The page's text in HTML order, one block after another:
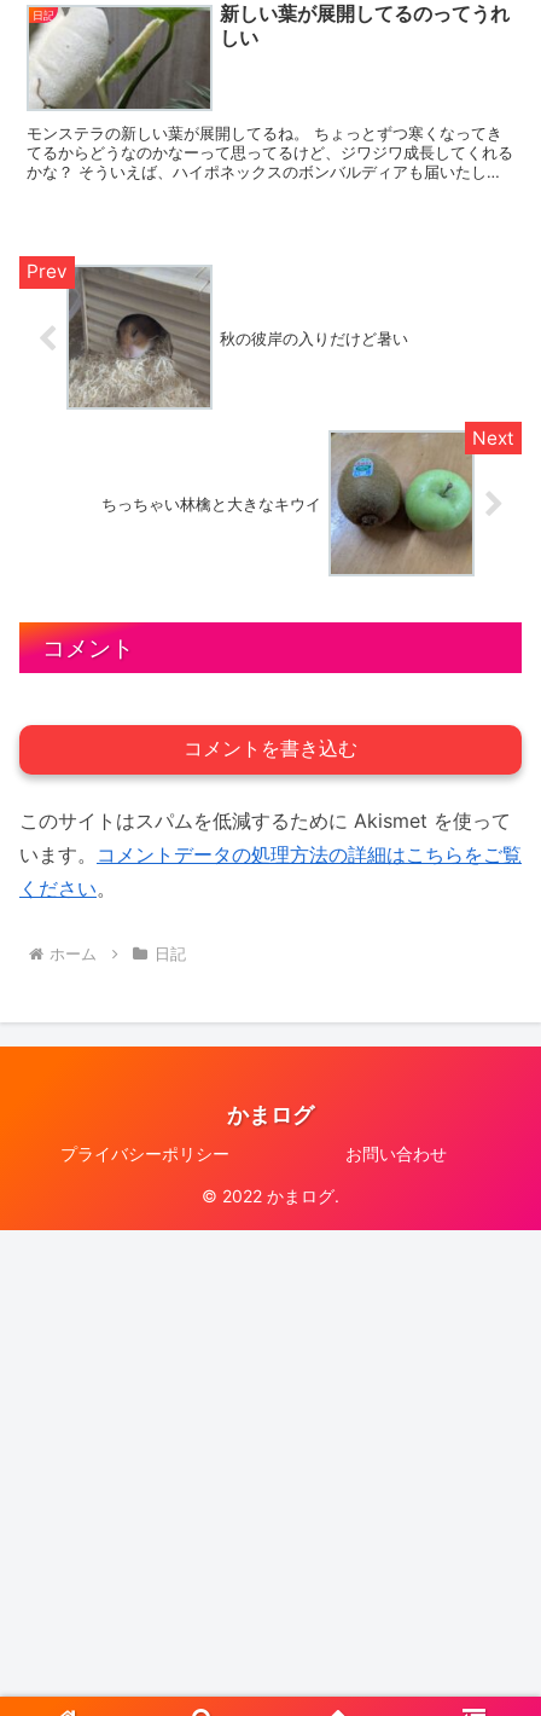
日記
新しい葉が展開してるのってうれ
しい
モンステラの新しい葉が展開してるね。 ちょっとずつ寒くなってき
てるからどうなのかなーって思ってるけど、ジワジワ成長してくれる
かな？ そういえば、ハイポネックスのボンバルディアも届いたし、
秋の彼岸の入りだけど暑い
ちっちゃい林檎と大きなキウイ
コメント
コメントを書き込む
このサイトはスパムを低減するために Akismet を使って
います。 コメントデータの処理方法の詳細はこちらをご覧
ください。
ホーム 日記
かまログ
プライバシーポリシー お問い合わせ
© 2022 かまログ.